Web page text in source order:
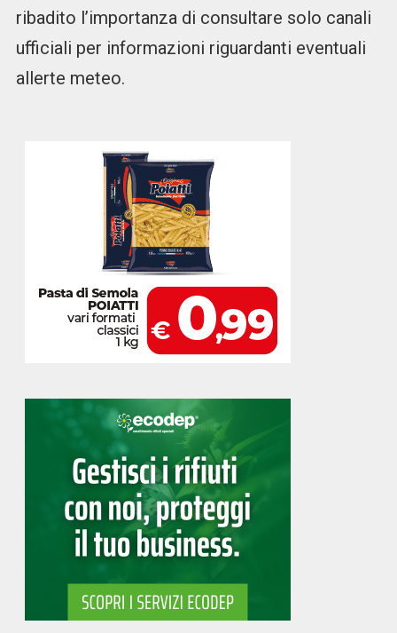
ribadito l’importanza di consultare solo canali
ufficiali per informazioni riguardanti eventuali
allerte meteo.